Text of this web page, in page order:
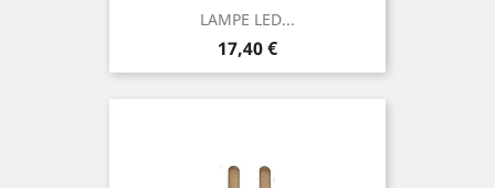
LAMPE LED...
Prix
17,40 €